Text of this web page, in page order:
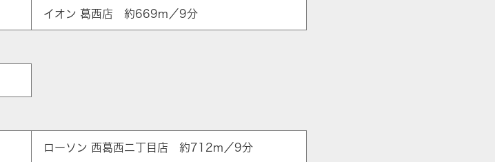
イオン 葛西店 約669m／9分
ローソン 西葛西二丁目店 約712m／9分